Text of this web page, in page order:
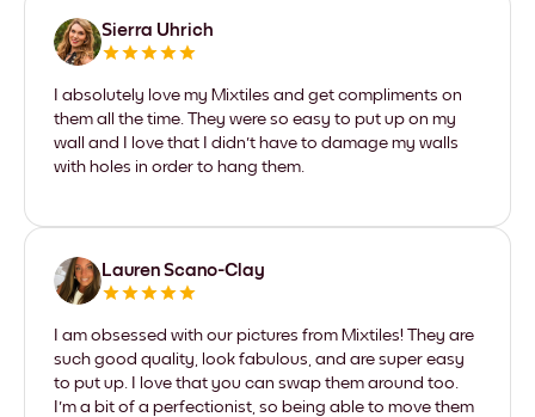
Sierra Uhrich
I absolutely love my Mixtiles and get compliments on
them all the time. They were so easy to put up on my
wall and I love that I didn't have to damage my walls
with holes in order to hang them.
Lauren Scano-Clay
I am obsessed with our pictures from Mixtiles! They are
such good quality, look fabulous, and are super easy
to put up. I love that you can swap them around too.
I'm a bit of a perfectionist, so being able to move them